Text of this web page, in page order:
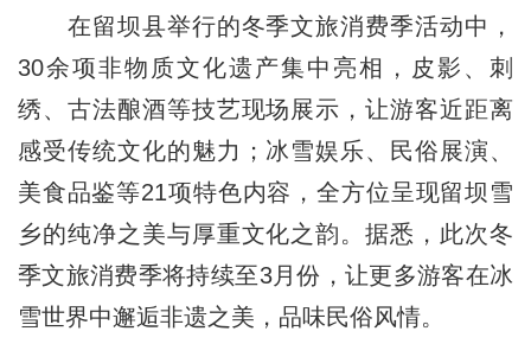
在留坝县举行的冬季文旅消费季活动中，
30余项非物质文化遗产集中亮相，皮影、刺
绣、古法酿酒等技艺现场展示，让游客近距离
感受传统文化的魅力；冰雪娱乐、民俗展演、
美食品鉴等21项特色内容，全方位呈现留坝雪
乡的纯净之美与厚重文化之韵。据悉，此次冬
季文旅消费季将持续至3月份，让更多游客在冰
雪世界中邂逅非遗之美，品味民俗风情。